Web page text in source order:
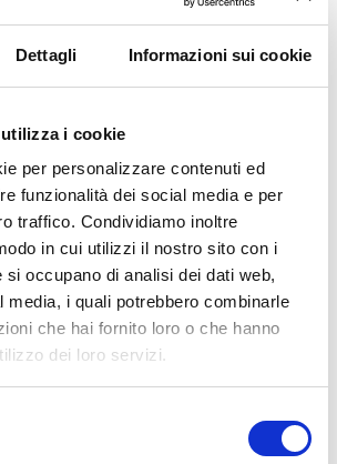
Dettagli Informazioni sui cookie
i cookie
per personalizzare contenuti ed
funzionalità dei social media e per
traffico. Condividiamo inoltre
in cui utilizzi il nostro sito con i
si occupano di analisi dei dati web,
media, i quali potrebbero combinarle
che hai fornito loro o che hanno
dei loro servizi.
SCADUTA: IMPORTO,
scaduta non è solo una questione [...]
Meccanica,News ,Pneumatici |